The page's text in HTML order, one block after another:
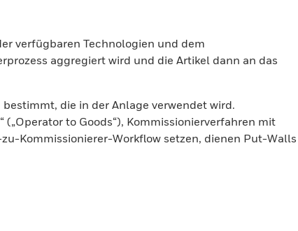
verfügbaren Technologien und dem
aggregiert wird und die Artikel dann an das
die in der Anlage verwendet wird.
to Goods“), Kommissionierverfahren mit
Kommissionierer-Workflow setzen, dienen Put-Walls